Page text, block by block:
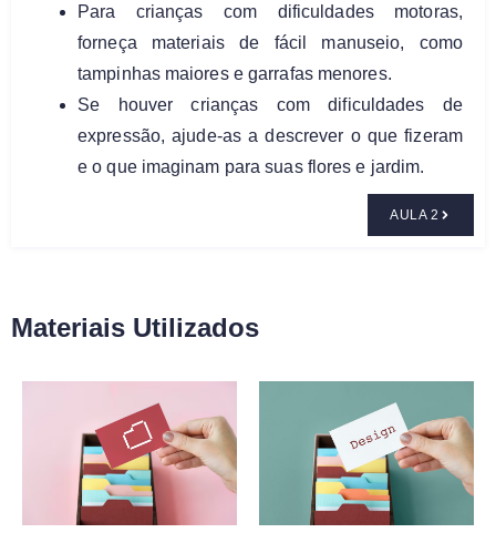
Para crianças com dificuldades motoras,
forneça materiais de fácil manuseio, como
tampinhas maiores e garrafas menores.
Se houver crianças com dificuldades de
expressão, ajude-as a descrever o que fizeram
e o que imaginam para suas flores e jardim.
AULA 2
Materiais Utilizados